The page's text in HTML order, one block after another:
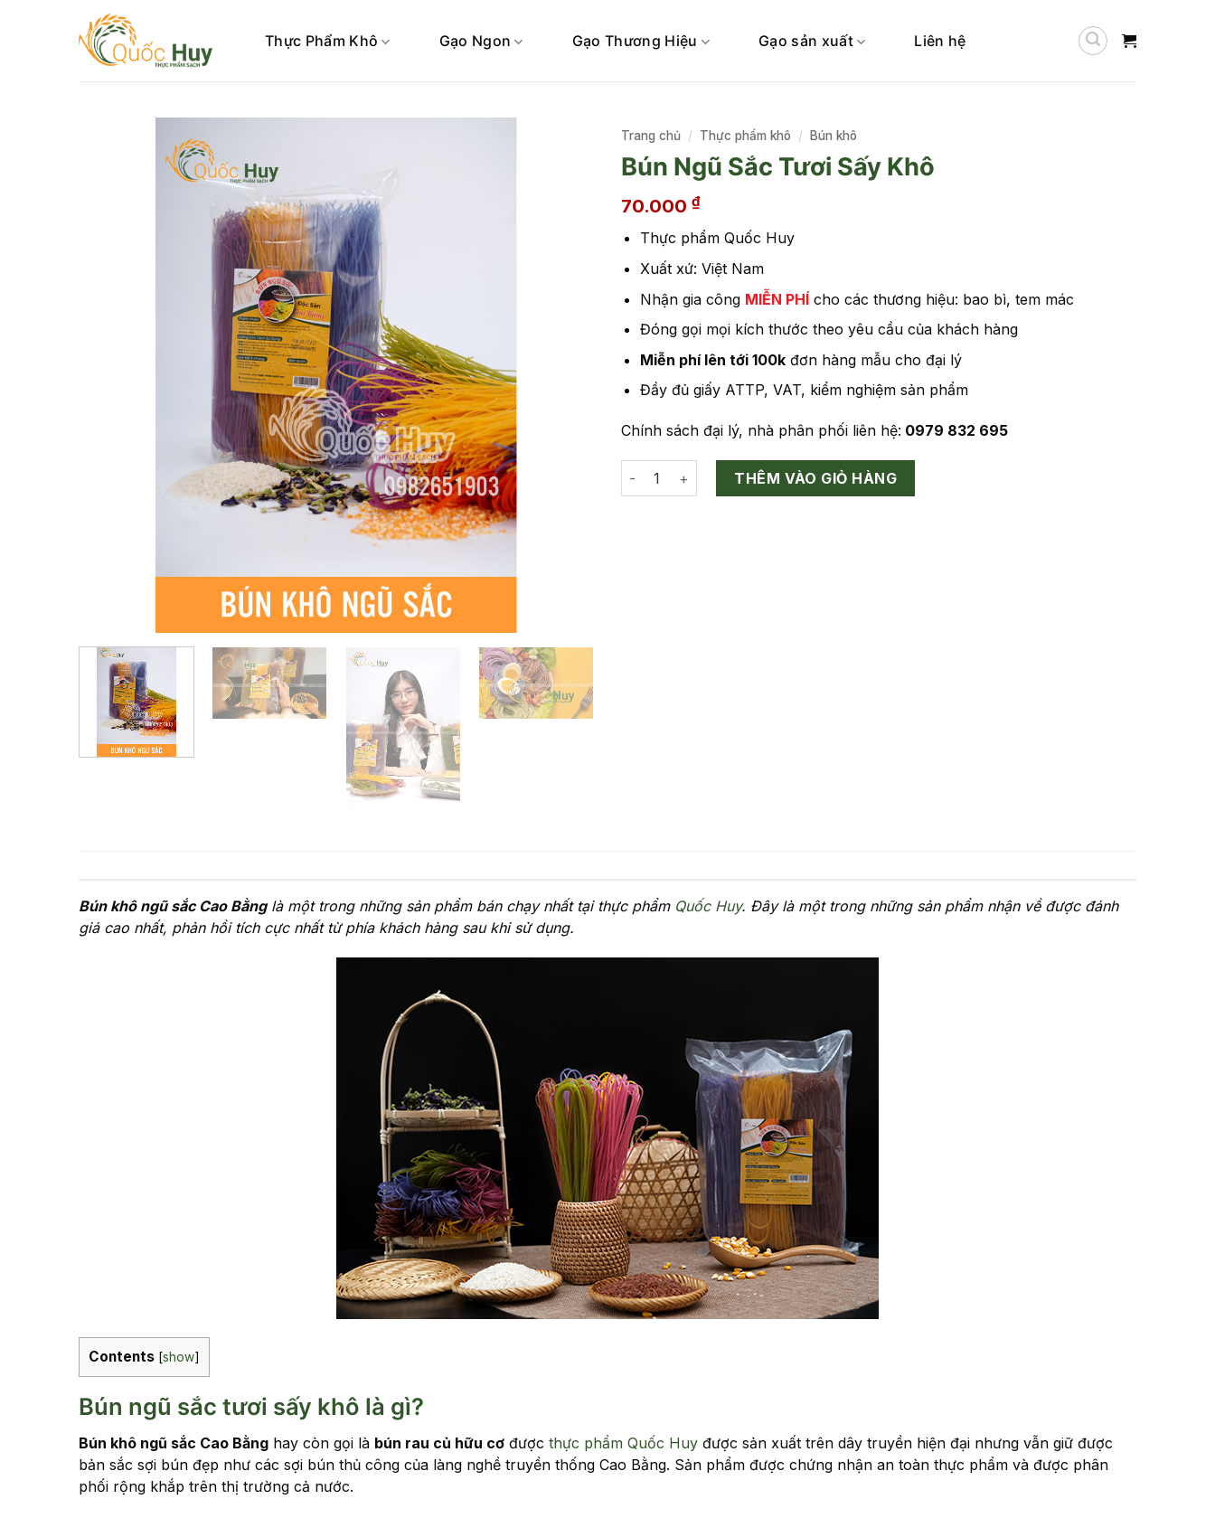
Thực Phẩm Khô Gạo Ngon Gạo Thương Hiệu Gạo sản xuất Liên hệ
Trang chủ / Thực phẩm khô / Bún khô
Bún Ngũ Sắc Tươi Sấy Khô
70.000 ₫
Thực phẩm Quốc Huy
Xuất xứ: Việt Nam
Nhận gia công MIỄN PHÍcho các thương hiệu: bao bì, tem mác
Đóng gọi mọi kích thước theo yêu cầu của khách hàng
Miễn phí lên tới 100kđơn hàng mẫu cho đại lý
Đầy đủ giấy ATTP, VAT, kiểm nghiệm sản phẩm
Chính sách đại lý, nhà phân phối liên hệ: 0979 832 695
Bún Ngũ Sắc Tươi Sấy Khô số lượng
THÊM VÀO GIỎ HÀNG
Bún khô ngũ sắc Cao Bằnglà một trong những sản phẩm bán chạy nhất tại thực phẩm Quốc Huy. Đây là một trong những sản phẩm nhận về được đánh
giá cao nhất, phản hồi tích cực nhất từ phía khách hàng sau khi sử dụng.
Contents [show]
Bún ngũ sắc tươi sấy khô là gì?
Bún khô ngũ sắc Cao Bằng hay còn gọi là bún rau củ hữu cơ được thực phẩm Quốc Huy được sản xuất trên dây truyền hiện đại nhưng vẫn giữ được
bản sắc sợi bún đẹp như các sợi bún thủ công của làng nghề truyền thống Cao Bằng. Sản phẩm được chứng nhận an toàn thực phẩm và được phân
phối rộng khắp trên thị trường cả nước.